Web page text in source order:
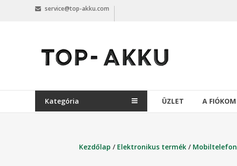
service@top-akku.com
top-
akku.com
akku.com
Kategória ÜZLET A FIÓKOM
Kezdőlap / Elektronikus termék/ Mobiltelefon